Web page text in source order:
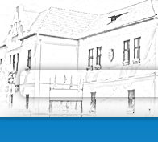
Skip
content
Search